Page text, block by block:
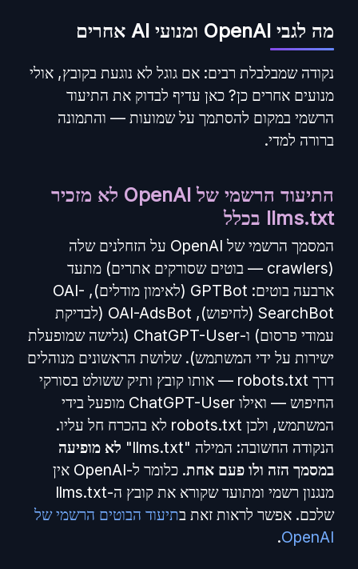
מה לגבי OpenAI ומנועי AI אחרים
נקודה שמבלבלת רבים: אם גוגל לא נוגעת בקובץ, אולי
מנועים אחרים כן? כאן עדיף לבדוק את התיעוד
הרשמי במקום להסתמך על שמועות — והתמונה
ברורה למדי.
התיעוד הרשמי של OpenAI לא מזכיר
llms.txt בכלל
המסמך הרשמי של OpenAI על הזחלנים שלה
(crawlers — בוטים שסורקים אתרים) מתעד
ארבעה בוטים: GPTBot (לאימון מודלים), OAI-
SearchBot (לחיפוש), OAI-AdsBot (לבדיקת
עמודי פרסום) ו-ChatGPT-User (גלישה שמופעלת
ישירות על ידי המשתמש). שלושת הראשונים מנוהלים
דרך robots.txt — אותו קובץ ותיק ששולט בסורקי
החיפוש — ואילו ChatGPT-User מופעל בידי
המשתמש, ולכן robots.txt לא בהכרח חל עליו.
הנקודה החשובה: המילה "llms.txt"
לא מופיעה
במסמך הזה ולו פעם אחת
. כלומר ל-OpenAI אין
מנגנון רשמי ומתועד שקורא את קובץ ה-llms.txt
שלכם. אפשר לראות זאת בתיעוד הבוטים הרשמי של
OpenAI
.